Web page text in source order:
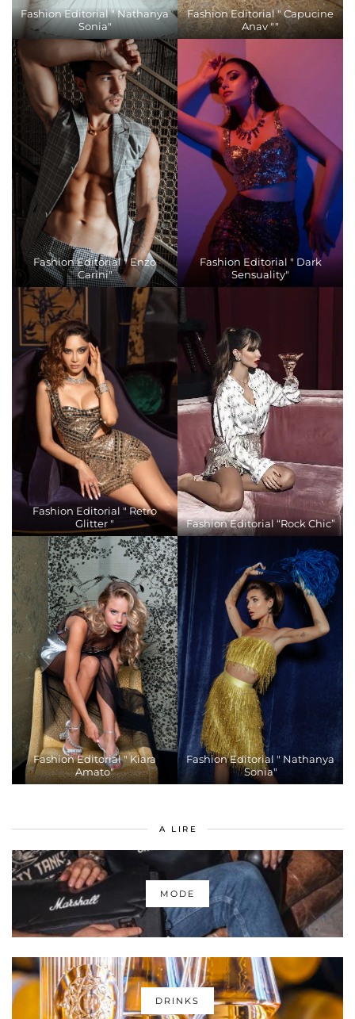
Fashion Editorial " Nathanya
Sonia"
Fashion Editorial " Capucine
Anav ""
Fashion Editorial " Enzo
Carini"
Fashion Editorial " Dark
Sensuality"
Fashion Editorial " Retro
Glitter "
Fashion Editorial “Rock Chic”
Fashion Editorial " Kiara
Amato"
Fashion Editorial " Nathanya
Sonia"
A LIRE
MODE
DRINKS